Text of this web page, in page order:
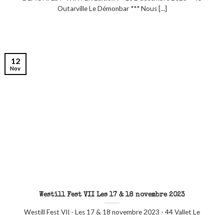
Outarville Le Démonbar *** Nous [...]
Westill Fest VII Les 17 & 18 novembre 2023
Westill Fest VII - Les 17 & 18 novembre 2023 - 44 Vallet Le
12
Nov